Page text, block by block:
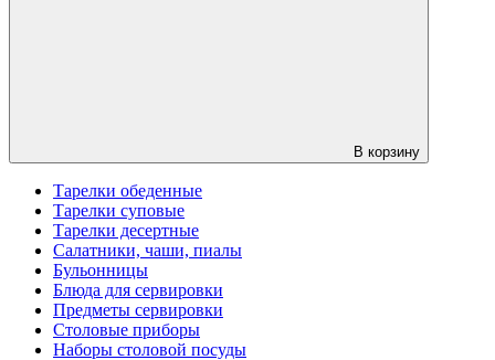
В корзину
Тарелки обеденные
Тарелки суповые
Тарелки десертные
Салатники, чаши, пиалы
Бульонницы
Блюда для сервировки
Предметы сервировки
Столовые приборы
Наборы столовой посуды